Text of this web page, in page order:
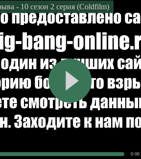
- 10 сезон 2 серия (Coldfilm)
0:00